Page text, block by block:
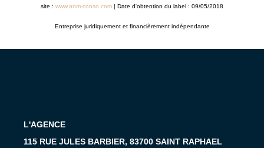
site : www.anm-conso.com | Date d'obtention du label : 09/05/2018
Entreprise juridiquement et financièrement indépendante
L'AGENCE
115 RUE JULES BARBIER, 83700 SAINT RAPHAEL